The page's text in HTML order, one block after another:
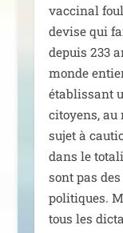
vac­ci­nal
devise qui
depuis 233
monde
éta­blis­sant
citoyens, au
sujet à
dans le
sont pas
poli­tiques.
tous les